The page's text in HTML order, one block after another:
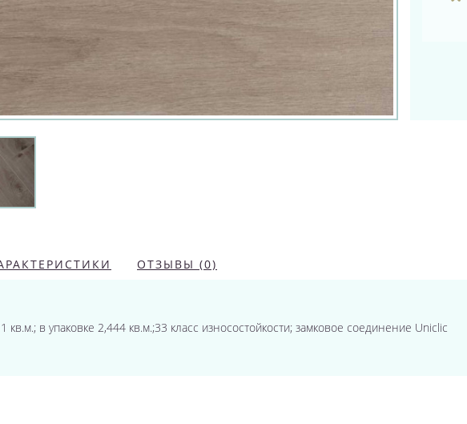
ОТЗЫВЫ (0)
кв.м.; в упаковке 2,444 кв.м.;33 класс износостойкости; замковое соединение Uniclic